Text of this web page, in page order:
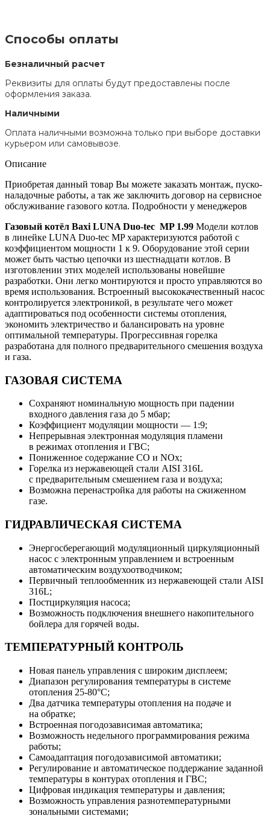
Способы оплаты
Безналичный расчет
Реквизиты для оплаты будут предоставлены после
оформления заказа.
Наличными
Оплата наличными возможна только при выборе доставки
курьером или самовывозе.
Описание
Приобретая данный товар Вы можете заказать монтаж, пуско-
наладочные работы, а так же заключить договор на сервисное
обслуживание газового котла. Подробности у менеджеров
Газовый котёл Baxi LUNA Duo-tec MP 1.99 Модели котлов
в линейке LUNA Duo-tec MP характеризуются работой с
коэффициентом мощности 1 к 9. Оборудование этой серии
может быть частью цепочки из шестнадцати котлов. В
изготовлении этих моделей использованы новейшие
разработки. Они легко монтируются и просто управляются во
время использования. Встроенный высококачественный насос
контролируется электроникой, в результате чего может
адаптироваться под особенности системы отопления,
экономить электричество и балансировать на уровне
оптимальной температуры. Прогрессивная горелка
разработана для полного предварительного смешения воздуха
и газа.
ГАЗОВАЯ СИСТЕМА
Сохраняют номинальную мощность при падении
входного давления газа до 5 мбар;
Коэффициент модуляции мощности — 1:9;
Непрерывная электронная модуляция пламени
в режимах отопления и ГВС;
Пониженное содержание СО и NOx;
Горелка из нержавеющей стали AISI 316L
с предварительным смешением газа и воздуха;
Возможна перенастройка для работы на сжиженном
газе.
ГИДРАВЛИЧЕСКАЯ СИСТЕМА
Энергосберегающий модуляционный циркуляционный
насос с электронным управлением и встроенным
автоматическим воздухоотводчиком;
Первичный теплообменник из нержавеющей стали AISI
316L;
Постциркуляция насоса;
Возможность подключения внешнего накопительного
бойлера для горячей воды.
ТЕМПЕРАТУРНЫЙ КОНТРОЛЬ
Новая панель управления с широким дисплеем;
Диапазон регулирования температуры в системе
отопления 25-80°С;
Два датчика температуры отопления на подаче и
на обратке;
Встроенная погодозависимая автоматика;
Возможность недельного программирования режима
работы;
Самоадаптация погодозависимой автоматики;
Регулирование и автоматическое поддержание заданной
температуры в контурах отопления и ГВС;
Цифровая индикация температуры и давления;
Возможность управления разнотемпературными
зональными системами;